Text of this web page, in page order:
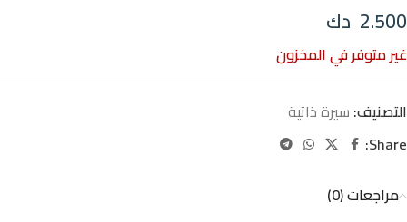
2.500 دك
غير متوفر في المخزون
التصنيف: سيرة ذاتية
Share:
مراجعات (0)